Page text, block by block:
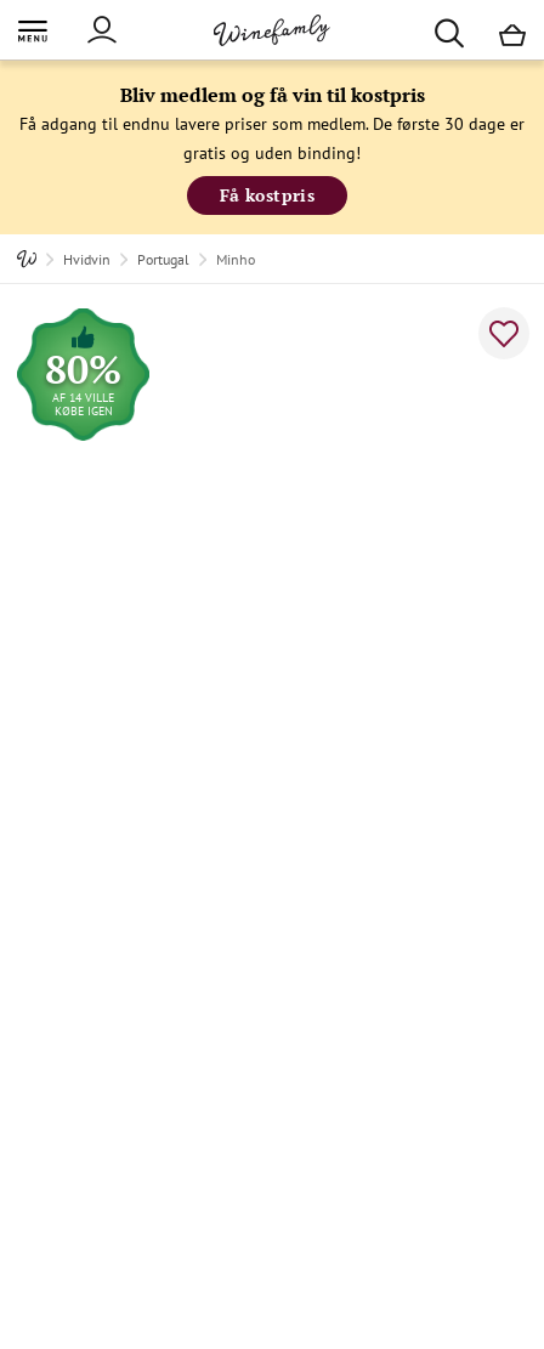
Bliv medlem og få vin til kostpris
Få adgang til endnu lavere priser som medlem. De første 30 dage er
gratis og uden binding!
Få kostpris
Hvidvin Portugal Minho
80%
AF 14 VILLE
KØBE IGEN